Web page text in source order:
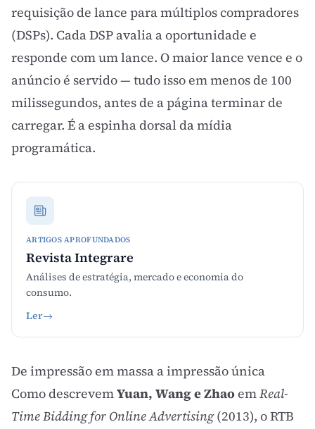
requisição de lance para múltiplos compradores
(DSPs). Cada DSP avalia a oportunidade e
responde com um lance. O maior lance vence e o
anúncio é servido — tudo isso em menos de 100
milissegundos, antes de a página terminar de
carregar. É a espinha dorsal damídia
programática.
ARTIGOS APROFUNDADOS
Revista Integrare
Análises de estratégia, mercado e economia do
consumo.
Ler→
De impressão em massa a impressão única
Como descrevemYuan, Wang e ZhaoemReal-
Time Bidding for Online Advertising(2013), o RTB